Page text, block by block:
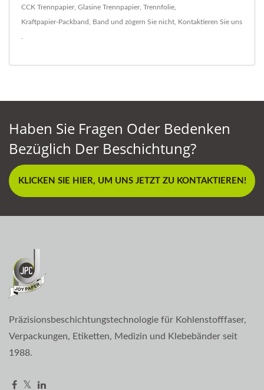
CCK Trennpapier, Glasine Trennpapier, Trennfolie
Kraftpapier-Packband Band und zögern Sie nicht, Kontaktieren Sie uns
Haben Sie Fragen Oder Bedenken
Bezüglich Der Beschichtung?
KLICKEN SIE HIER, UM UNS JETZT ZU KONTAKTIEREN!
Präzisionsbeschichtungstechnologie für Kohlenstofffaser,
Verpackungen, Etiketten, Medizin und Klebebänder seit
1988.